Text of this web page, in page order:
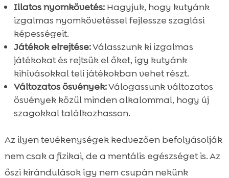
Illatos nyomkövetés:Hagyjuk, hogy kutyánk
izgalmas nyomkövetéssel fejlessze szaglási
képességeit.
Játékok elrejtése:Válasszunk ki izgalmas
játékokat és rejtsük el őket, így kutyánk
kihívásokkal teli játékokban vehet részt.
Változatos ösvények:Válogassunk változatos
ösvények közül minden alkalommal, hogy új
szagokkal találkozhasson.
Az ilyen tevékenységek kedvezően befolyásolják
nem csak a fizikai, de a mentális egészséget is. Az
őszi kirándulások így nem csupán nekünk